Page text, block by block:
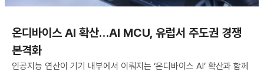
온디바이스 AI 확산…AI MCU, 유럽서 주도권 경쟁
본격화
인공지능 연산이 기기 내부에서 이뤄지는 ‘온디바이스 AI’ 확산과 함께